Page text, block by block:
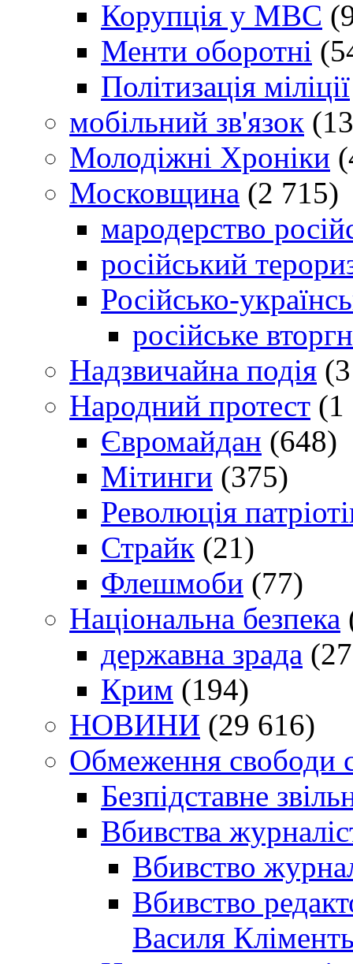
Корупція у МВС
Менти оборотні
Політизація міліції
мобільний зв'язок
Молодіжні Хроніки
Московщина (2 715)
мародерство
російський
Російсько-
російське
Надзвичайна подія
Народний протест (1
Євромайдан (648)
Мітинги (375)
Революція
Страйк (21)
Флешмоби (77)
Національна безпека
державна зрада
Крим (194)
НОВИНИ (29 616)
Обмеження свободи
Безпідставне
Вбивства
Вбивство
Вбивство
Василя